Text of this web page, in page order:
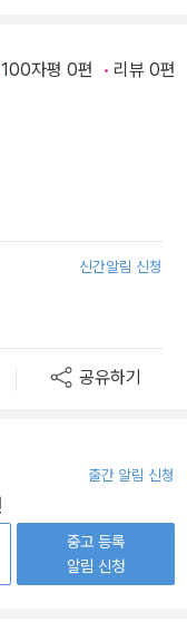
100자평 0편 리뷰 0편
신간알림 신청
공유하기
출간 알림 신청
중고 등록
알림 신청